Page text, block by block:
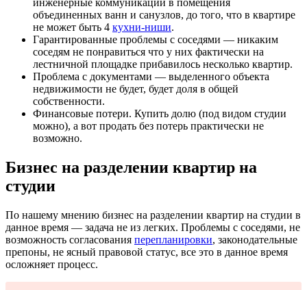
объединенных ванн и санузлов, до того, что в квартире
не может быть 4 кухни-ниши.
Гарантированные проблемы с соседями — никаким
соседям не понравиться что у них фактически на
лестничной площадке прибавилось несколько квартир.
Проблема с документами — выделенного объекта
недвижимости не будет, будет доля в общей
собственности.
Финансовые потери. Купить долю (под видом студии
можно), а вот продать без потерь практически не
возможно.
Бизнес на разделении квартир на
студии
По нашему мнению бизнес на разделении квартир на студии в
данное время — задача не из легких. Проблемы с соседями, не
возможность согласования перепланировки, законодательные
препоны, не ясный правовой статус, все это в данное время
осложняет процесс.